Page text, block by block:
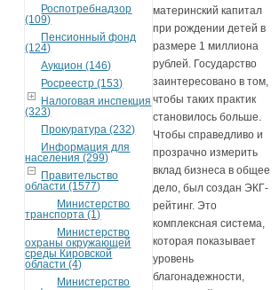
Роспотребнадзор
(109)
Пенсионный фонд
(124)
Аукцион (146)
Росреестр (153)
Налоговая инспекция
(323)
Прокуратура (232)
Информация для
населения (299)
Правительство
области (1577)
Министерство
транспорта (1)
Министерство
охраны окружающей
среды Кировской
области (4)
Министерство
материнский капитал
при рождении детей в
размере 1 миллиона
рублей. Государство
заинтересовано в том,
чтобы таких практик
становилось больше.
Чтобы справедливо и
прозрачно измерить
вклад бизнеса в общее
дело, был создан ЭКГ-
рейтинг. Это
комплексная система,
которая показывает
уровень
благонадежности,